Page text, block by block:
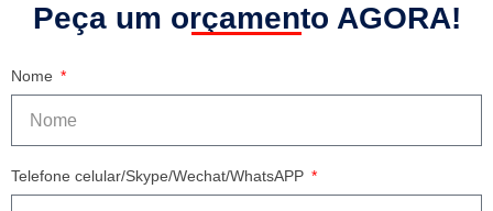
Peça um orçamento AGORA!
Nome
Telefone celular/Skype/Wechat/WhatsAPP